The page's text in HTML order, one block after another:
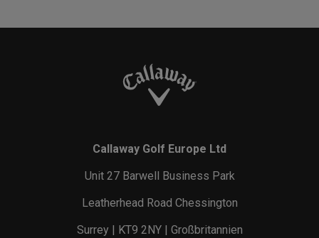
Callaway Golf Europe Ltd
Unit 27 Barwell Business Park
Leatherhead Road Chessington
Surrey | KT9 2NY | Großbritannien